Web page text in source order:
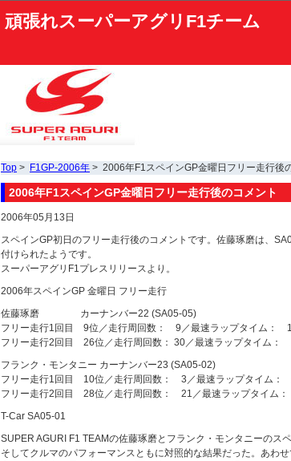
頑張れスーパーアグリF1チーム
Top > F1GP-2006年 > 2006年F1スペインGP金曜日フリー走行後
2006年F1スペインGP金曜日フリー走行後のコメント
2006年05月13日
スペインGP初日のフリー走行後のコメントです。佐藤琢磨は、
付けられたようです。
スーパーアグリF1プレスリリースより。
2006年スペインGP 金曜日 フリー走行
佐藤琢磨 カーナンバー22 (SA05-05)
フリー走行1回目 9位／走行周回数： 9／最速ラップタイム：
フリー走行2回目 26位／走行周回数： 30／最速ラップタイム：
フランク・モンタニー カーナンバー23 (SA05-02)
フリー走行1回目 10位／走行周回数： 3／最速ラップタイム：
フリー走行2回目 28位／走行周回数： 21／最速ラップタイム
T-Car SA05-01
SUPER AGURI F1 TEAMの佐藤琢磨とフランク・モンタニーのス
そしてクルマのパフォーマンスともに対照的な結果だった。あわ